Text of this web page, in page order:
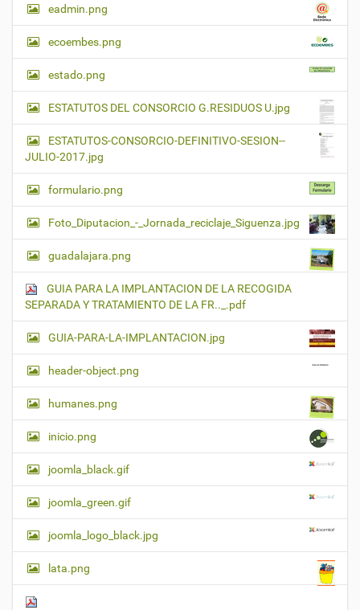
eadmin.png
ecoembes.png
estado.png
ESTATUTOS DEL CONSORCIO G.RESIDUOS U.jpg
ESTATUTOS-CONSORCIO-DEFINITIVO-SESION--
JULIO-2017.jpg
formulario.png
Foto_Diputacion_-_Jornada_reciclaje_Siguenza.jpg
guadalajara.png
GUIA PARA LA IMPLANTACION DE LA RECOGIDA
SEPARADA Y TRATAMIENTO DE LA FR.._.pdf
GUIA-PARA-LA-IMPLANTACION.jpg
header-object.png
humanes.png
inicio.png
joomla_black.gif
joomla_green.gif
joomla_logo_black.jpg
lata.png